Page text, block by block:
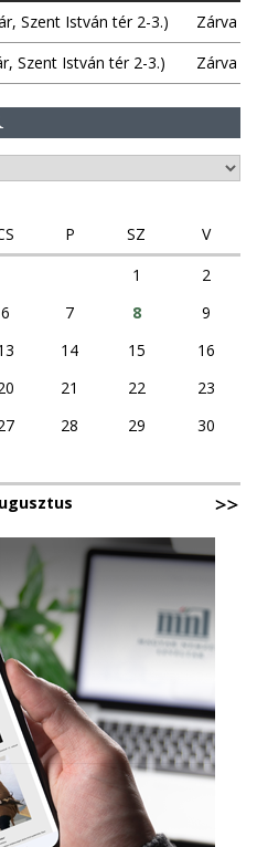
Szent István tér 2-3.)
Zárva
Szent István tér 2-3.)
Zárva
P SZ
V
1
2
6 7 8
9
14 15
16
21 22
23
28 29
30